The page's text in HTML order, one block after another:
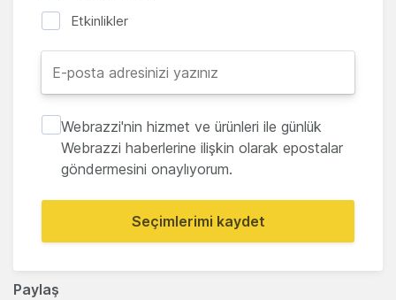
Paylaş
Etkinlikler
Webrazzi'nin hizmet ve ürünleri ile günlük
Webrazzi haberlerine ilişkin olarak epostalar
göndermesini onaylıyorum.
Seçimlerimi kaydet